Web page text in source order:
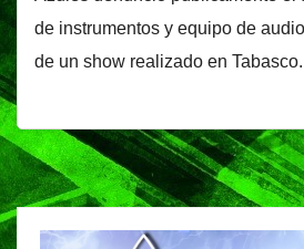
de instrumentos y equipo de
de un show realizado en